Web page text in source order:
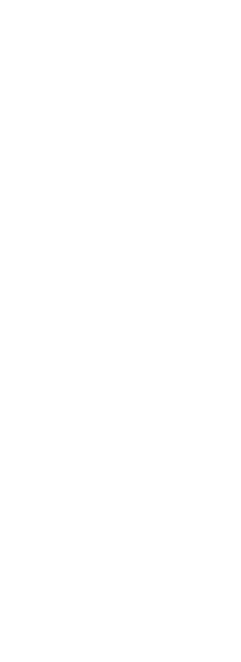
Unsere hochwertige
bestehend aus einer
Ernährungsfachleuten
Fischanteil von ca. 70%
Schlachtabfälle). Höchste
Beilagen sind der Garant,
Lieblinge ausgewogen und
darauf, dass es Ihnen
beweisen dies. Als
Qualitätsansprüche